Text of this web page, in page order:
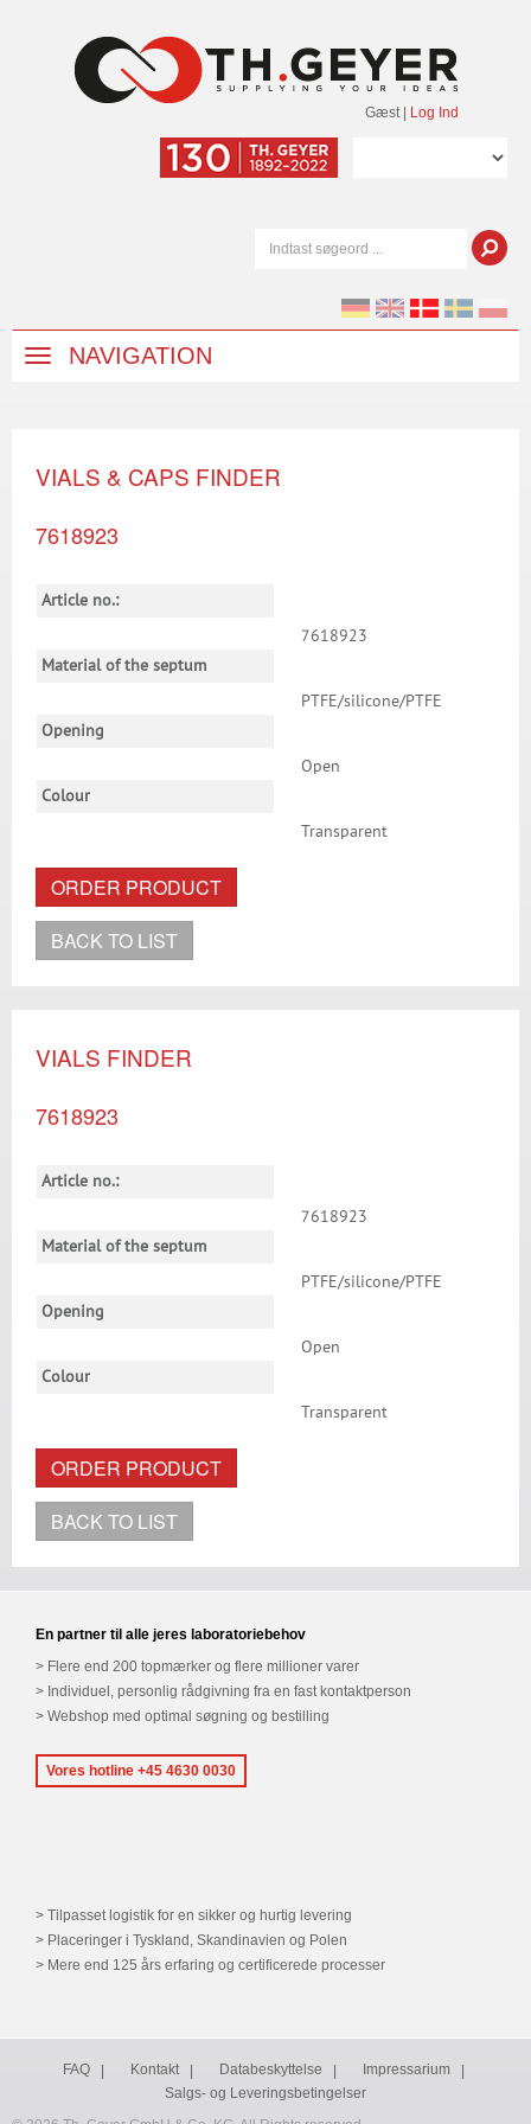
Gæst Log Ind
NAVIGATION
VIALS & CAPS FINDER
7618923
Article no.:
7618923
Material of the septum
PTFE/silicone/PTFE
Opening
Open
Colour
Transparent
ORDER PRODUCT
BACK TO LIST
VIALS FINDER
7618923
Article no.:
7618923
Material of the septum
PTFE/silicone/PTFE
Opening
Open
Colour
Transparent
ORDER PRODUCT
BACK TO LIST
En partner til alle jeres laboratoriebehov
Flere end 200 topmærker og flere millioner varer
Individuel, personlig rådgivning fra en fast kontaktperson
Webshop med optimal søgning og bestilling
Vores hotline +45 4630 0030
Tilpasset logistik for en sikker og hurtig levering
Placeringer i Tyskland, Skandinavien og Polen
Mere end 125 års erfaring og certificerede processer
FAQ Kontakt Databeskyttelse
Impressarium
Salgs- og Leveringsbetingelser